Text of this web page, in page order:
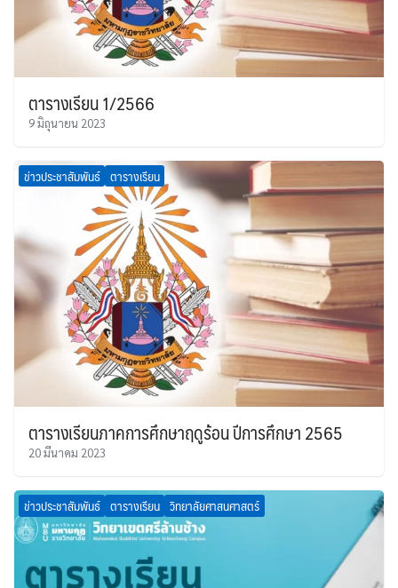
ตารางเรียน 1/2566
9 มิถุนายน 2023
ข่าวประชาสัมพันธ์ ตารางเรียน
ตารางเรียนภาคการศึกษาฤดูร้อน ปีการศึกษา 2565
20 มีนาคม 2023
ข่าวประชาสัมพันธ์ ตารางเรียน วิทยาลัยศาสนศาสตร์